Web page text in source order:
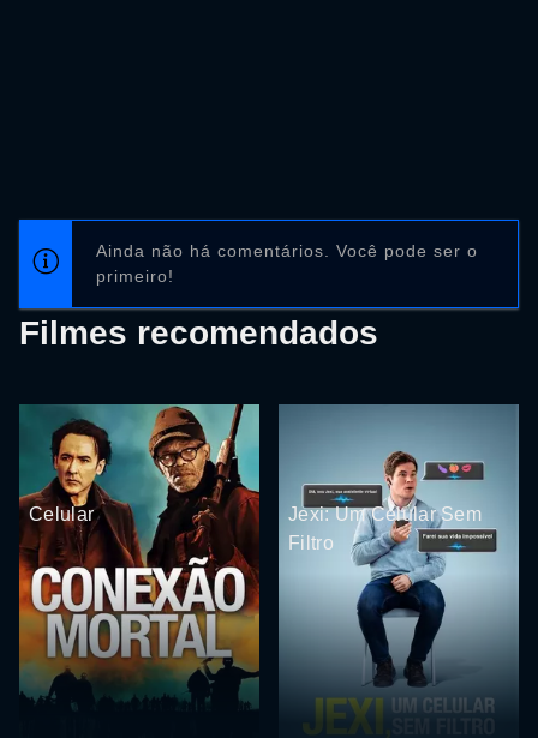
Ainda não há comentários. Você pode ser o
primeiro!
Filmes recomendados
Celular
Jexi: Um Celular Sem
Filtro